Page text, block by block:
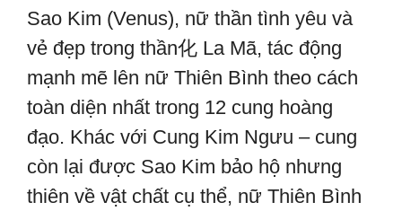
Sao Kim (Venus), nữ thần tình yêu và
vẻ đẹp trong thần化 La Mã, tác động
mạnh mẽ lên nữ Thiên Bình theo cách
toàn diện nhất trong 12 cung hoàng
đạo. Khác với Cung Kim Ngưu – cung
còn lại được Sao Kim bảo hộ nhưng
thiên về vật chất cụ thể, nữ Thiên Bình